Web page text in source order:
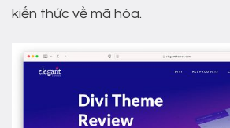
kiến thức về mã hóa.